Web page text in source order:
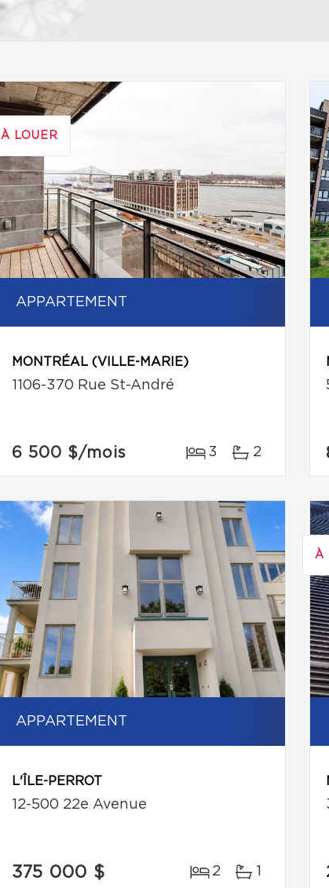
À LOUER
APPARTEMENT
MONTRÉAL (VILLE-MARIE)
1106-370 Rue St-André
6 500 $/mois 3 2
APPARTEMENT
L'ÎLE-PERROT
12-500 22e Avenue
375 000 $ 2 1
À